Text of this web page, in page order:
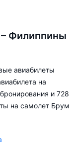
Филиппины
авиабилеты
на
и 728
на самолет Брум